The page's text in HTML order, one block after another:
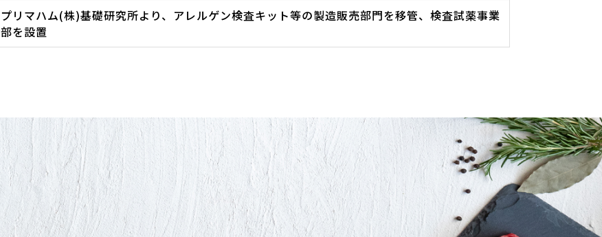
プリマハム(株)基礎研究所より、アレルゲン検査キット等の製造販売部門を移管、検査試薬事業
部を設置